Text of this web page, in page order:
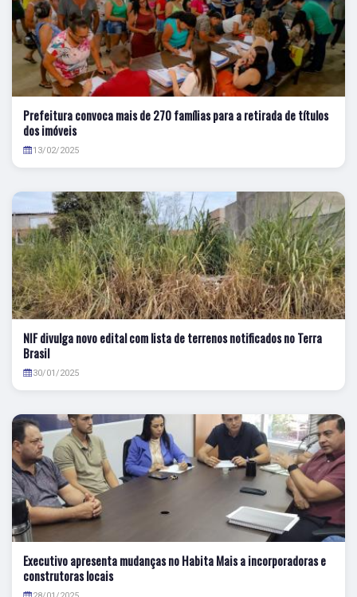
Prefeitura convoca mais de 270 famílias para a retirada de títulos
dos imóveis
13/02/2025
NIF divulga novo edital com lista de terrenos notificados no Terra
Brasil
30/01/2025
Executivo apresenta mudanças no Habita Mais a incorporadoras e
construtoras locais